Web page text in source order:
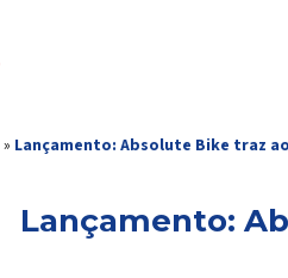
» Lançamento: Absolute Bike traz
Lançamento: